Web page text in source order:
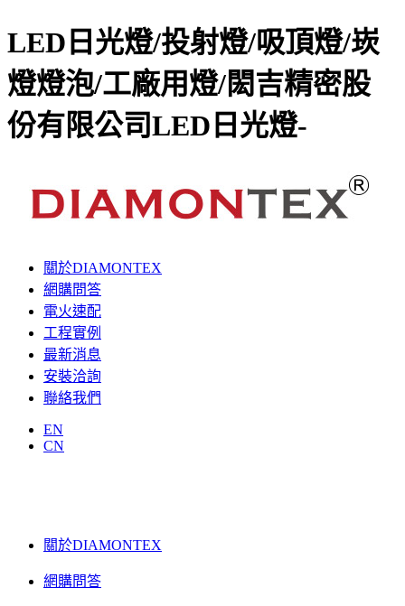
LED日光燈/投射燈/吸頂燈/崁
燈燈泡/工廠用燈/閎吉精密股
份有限公司LED日光燈-
關於DIAMONTEX
網購問答
電火速配
工程實例
最新消息
安裝洽詢
聯絡我們
EN
CN
關於DIAMONTEX
網購問答